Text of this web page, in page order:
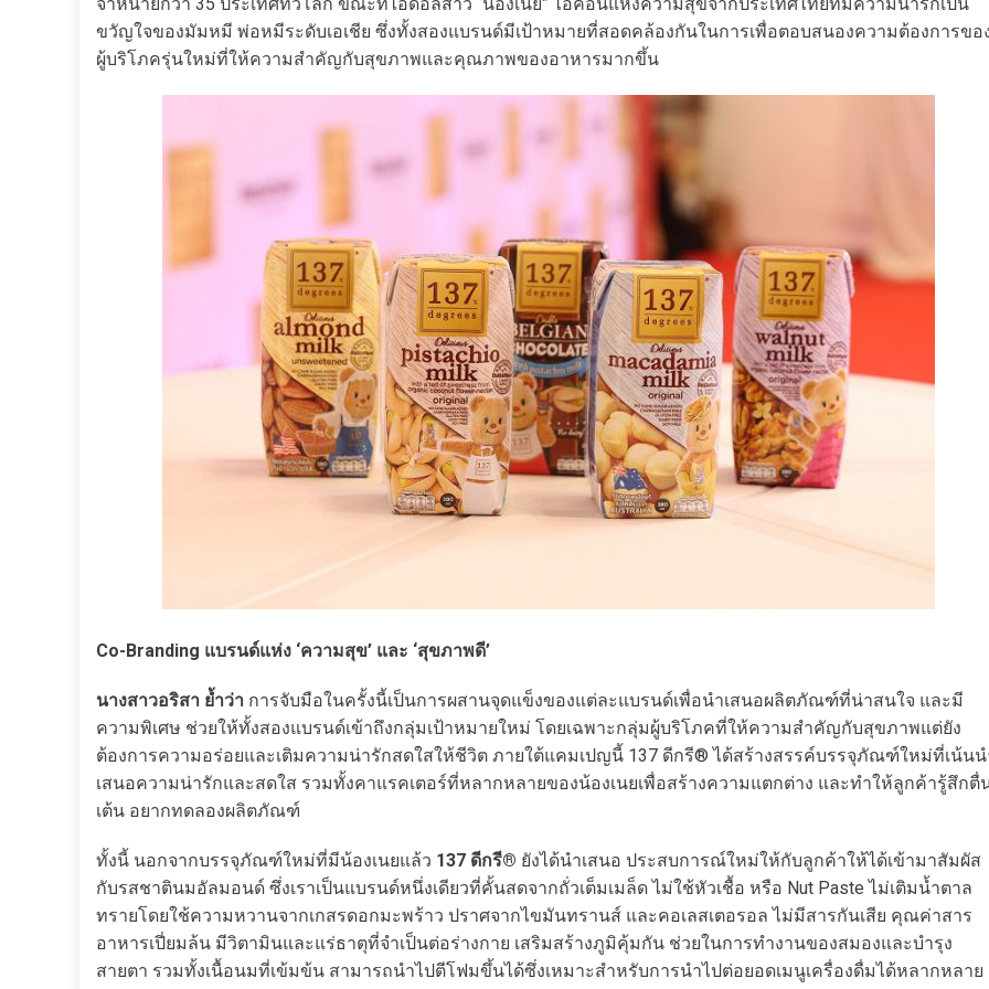
ขวัญใจของมัมหมี พ่อหมีระดับเอเชีย ซึ่งทั้งสองแบรนด์มีเป้าหมายที่สอดคล้องกันในการเพื่อตอบสนองความต้องการขอ
ผู้บริโภครุ่นใหม่ที่ให้ความสำคัญกับสุขภาพและคุณภาพของอาหารมากขึ้น
Co-Branding แบรนด์แห่ง ‘ความสุข’ และ ‘สุขภาพดี’
นางสาวอริสา ย้ำว่า การจับมือในครั้งนี้เป็นการผสานจุดแข็งของแต่ละแบรนด์เพื่อนำเสนอผลิตภัณฑ์ที่น่าสนใจ และมี
ความพิเศษ ช่วยให้ทั้งสองแบรนด์เข้าถึงกลุ่มเป้าหมายใหม่ โดยเฉพาะกลุ่มผู้บริโภคที่ให้ความสำคัญกับสุขภาพแต่ยัง
ต้องการความอร่อยและเติมความน่ารักสดใสให้ชีวิต ภายใต้แคมเปญนี้ 137 ดีกรี® ได้สร้างสรรค์บรรจุภัณฑ์ใหม่ที่เน้น
เสนอความน่ารักและสดใส รวมทั้งคาแรคเตอร์ที่หลากหลายของน้องเนยเพื่อสร้างความแตกต่าง และทำให้ลูกค้ารู้สึกตื่
เต้น อยากทดลองผลิตภัณฑ์
ทั้งนี้ นอกจากบรรจุภัณฑ์ใหม่ที่มีน้องเนยแล้ว 137 ดีกรี® ยังได้นำเสนอ ประสบการณ์ใหม่ให้กับลูกค้าให้ได้เข้ามาสัมผัส
กับรสชาตินมอัลมอนด์ ซึ่งเราเป็นแบรนด์หนึ่งเดียวที่คั้นสดจากถั่วเต็มเมล็ด ไม่ใช้หัวเชื้อ หรือ Nut Paste ไม่เติมน้ำตาล
ทรายโดยใช้ความหวานจากเกสรดอกมะพร้าว ปราศจากไขมันทรานส์ และคอเลสเตอรอล ไม่มีสารกันเสีย คุณค่าสาร
อาหารเปี่ยมล้น มีวิตามินและแร่ธาตุที่จำเป็นต่อร่างกาย เสริมสร้างภูมิคุ้มกัน ช่วยในการทำงานของสมองและบำรุง
สายตา รวมทั้งเนื้อนมที่เข้มข้น สามารถนำไปตีโฟมขึ้นได้ซึ่งเหมาะสำหรับการนำไปต่อยอดเมนูเครื่องดื่มได้หลากหลาย